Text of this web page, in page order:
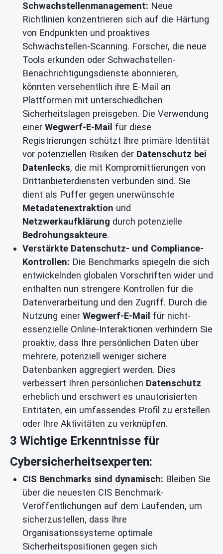
Schwachstellenmanagement: Neue
Richtlinien konzentrieren sich auf die Härtung
von Endpunkten und proaktives
Schwachstellen-Scanning. Forscher, die neue
Tools erkunden oder Schwachstellen-
Benachrichtigungsdienste abonnieren,
könnten versehentlich ihre E-Mail an
Plattformen mit unterschiedlichen
Sicherheitslagen preisgeben. Die Verwendung
einer Wegwerf-E-Mail für diese
Registrierungen schützt Ihre primäre Identität
vor potenziellen Risiken der Datenschutz bei
Datenlecks, die mit Kompromittierungen von
Drittanbieterdiensten verbunden sind. Sie
dient als Puffer gegen unerwünschte
Metadatenextraktion und
Netzwerkaufklärung durch potenzielle
Bedrohungsakteure.
Verstärkte Datenschutz- und Compliance-
Kontrollen: Die Benchmarks spiegeln die sich
entwickelnden globalen Vorschriften wider und
enthalten nun strengere Kontrollen für die
Datenverarbeitung und den Zugriff. Durch die
Nutzung einer Wegwerf-E-Mail für nicht-
essenzielle Online-Interaktionen verhindern Sie
proaktiv, dass Ihre persönlichen Daten über
mehrere, potenziell weniger sichere
Datenbanken aggregiert werden. Dies
verbessert Ihren persönlichen Datenschutz
erheblich und erschwert es unautorisierten
Entitäten, ein umfassendes Profil zu erstellen
oder Ihre Aktivitäten zu verknüpfen.
3 Wichtige Erkenntnisse für
Cybersicherheitsexperten:
CIS Benchmarks sind dynamisch: Bleiben Sie
über die neuesten CIS Benchmark-
Veröffentlichungen auf dem Laufenden, um
sicherzustellen, dass Ihre
Organisationssysteme optimale
Sicherheitspositionen gegen sich